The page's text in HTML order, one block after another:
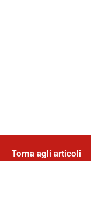
Torna agli articoli